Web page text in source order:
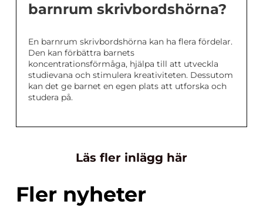
barnrum skrivbordshörna?
En barnrum skrivbordshörna kan ha flera fördelar.
Den kan förbättra barnets
koncentrationsförmåga, hjälpa till att utveckla
studievana och stimulera kreativiteten. Dessutom
kan det ge barnet en egen plats att utforska och
studera på.
Läs fler inlägg här
Fler nyheter